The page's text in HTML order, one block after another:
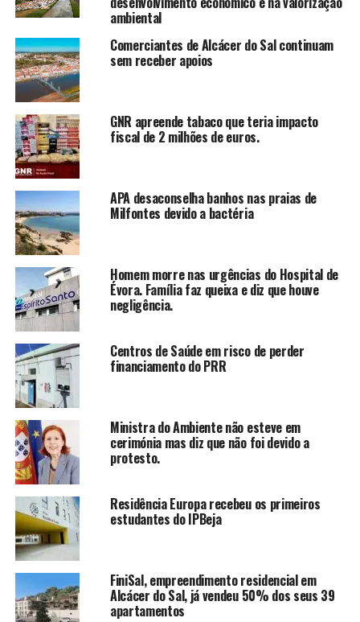
ambiental
Comerciantes de Alcácer do Sal continuam
sem receber apoios
GNR apreende tabaco que teria impacto
fiscal de 2 milhões de euros.
APA desaconselha banhos nas praias de
Milfontes devido a bactéria
Homem morre nas urgências do Hospital de
Évora. Família faz queixa e diz que houve
negligência.
Centros de Saúde em risco de perder
financiamento do PRR
Ministra do Ambiente não esteve em
cerimónia mas diz que não foi devido a
protesto.
Residência Europa recebeu os primeiros
estudantes do IPBeja
FiniSal, empreendimento residencial em
Alcácer do Sal, já vendeu 50% dos seus 39
apartamentos